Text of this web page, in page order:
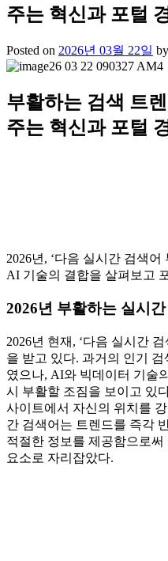
주는 혁신과 포털
Posted on 2026년 03월 22일 by
부활하는 검색 트
주는 혁신과 포털
2026년, ‘다음 실시간 검색
AI 기술의 결합을 살펴보고
2026년 부활하는 실시
2026년 현재, ‘다음 실시간
을 받고 있다. 과거의 인기
였으나, AI와 빅데이터 기술
시 부활할 조짐을 보이고 있
사이트에서 자신의 위치를
간 검색어는 트렌드를 즉각
적절한 정보를 제공함으로
요소로 자리잡았다.